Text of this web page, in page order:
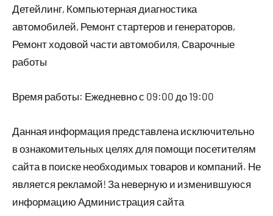
Детейлинг, Компьютерная диагностика
автомобилей, Ремонт стартеров и генераторов,
Ремонт ходовой части автомобиля, Сварочные
работы
Время работы: Ежедневно с 09:00 до 19:00
Данная информация представлена исключительно
в ознакомительных целях для помощи посетителям
сайта в поиске необходимых товаров и компаний. Не
является рекламой! За неверную и изменившуюся
информацию Администрация сайта